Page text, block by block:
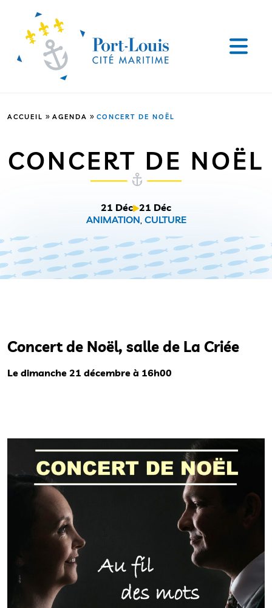
ACCUEIL » AGENDA » CONCERT DE NOËL
CONCERT DE NOËL
21 Déc 21 Déc
ANIMATION, CULTURE
Concert de Noël, salle de La Criée
Le dimanche 21 décembre à 16h00